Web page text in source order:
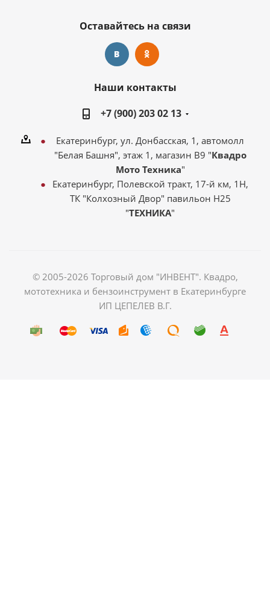
Оставайтесь на связи
Наши контакты
+7 (900) 203 02 13
Екатеринбург, ул. Донбасская, 1, автомолл
"Белая Башня", этаж 1, магазин В9 "Квадро
Мото Техника"
Екатеринбург, Полевской тракт, 17-й км, 1Н,
ТК "Колхозный Двор" павильон Н25
"ТЕХНИКА"
© 2005-2026 Торговый дом "ИНВЕНТ". Квадро,
мототехника и бензоинструмент в Екатеринбурге
ИП ЦЕПЕЛЕВ В.Г.